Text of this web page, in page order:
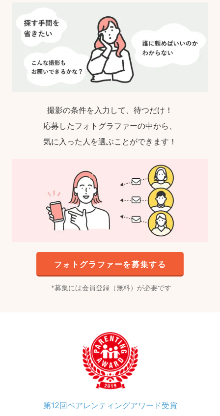
撮影の条件を入力して、待つだけ！
応募したフォトグラファーの中から、
気に入った人を選ぶことができます！
フォトグラファーを募集する
募集には会員登録（無料）が必要です
第12回ペアレンティングアワード受賞